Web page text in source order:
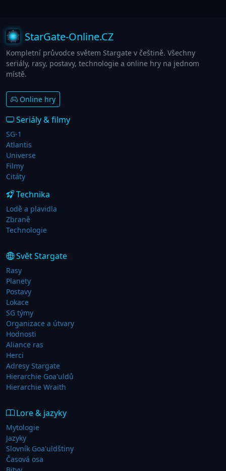
StarGate-Online.CZ
Kompletní průvodce světem Stargate v češtině. Všechny
seriály, rasy, postavy, technologie a online hry na jednom
místě.
Online hry
Seriály & filmy
SG-1
Atlantis
Universe
Filmy
Citáty
Technika
Lodě a plavidla
Zbraně
Technologie
Svět Stargate
Rasy
Planety
Postavy
Lokace
SG týmy
Organizace a útvary
Hodnosti
Aliance ras
Herci
Adresy Stargate
Hierarchie Goa'uldů
Hierarchie Wraith
Lore & jazyky
Mytologie
Jazyky
Slovník Goa'uldštiny
Časová osa